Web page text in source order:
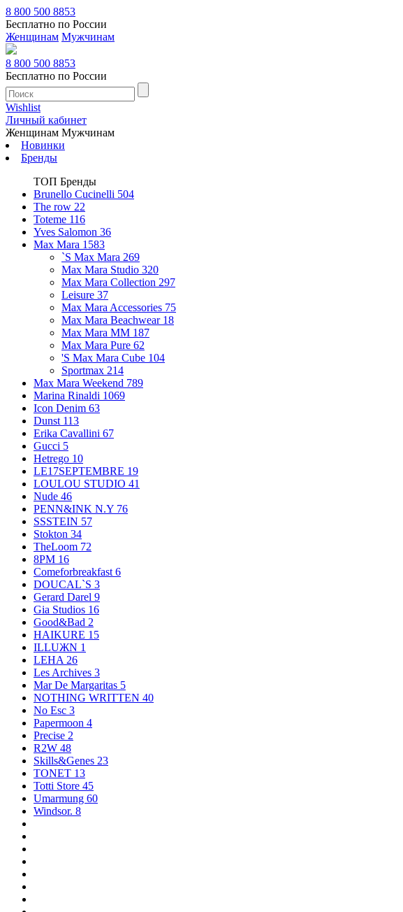
8 800 500 8853
Бесплатно по России
Женщинам Мужчинам
8 800 500 8853
Бесплатно по России
Wishlist
Личный кабинет
Женщинам Мужчинам
Новинки
Бренды
ТОП Бренды
Brunello Cucinelli 504
The row 22
Toteme 116
Yves Salomon 36
Max Mara 1583
`S Max Mara 269
Max Mara Studio 320
Max Mara Collection 297
Leisure 37
Max Mara Accessories 75
Max Mara Beachwear 18
Max Mara MM 187
Max Mara Pure 62
'S Max Mara Cube 104
Sportmax 214
Max Mara Weekend 789
Marina Rinaldi 1069
Icon Denim 63
Dunst 113
Erika Cavallini 67
Gucci 5
Hetrego 10
LE17SEPTEMBRE 19
LOULOU STUDIO 41
Nude 46
PENN&INK N.Y 76
SSSTEIN 57
Stokton 34
TheLoom 72
8PM 16
Comeforbreakfast 6
DOUCAL`S 3
Gerard Darel 9
Gia Studios 16
Good&Bad 2
HAIKURE 15
ILLUЖN 1
LEHA 26
Les Archives 3
Mar De Margaritas 5
NOTHING WRITTEN 40
No Esc 3
Papermoon 4
Precise 2
R2W 48
Skills&Genes 23
TONET 13
Totti Store 45
Umarmung 60
Windsor. 8